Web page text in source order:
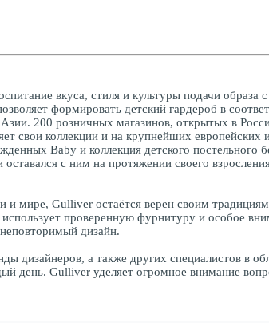
вкуса, стиля и культуры подачи
формировать детский гардероб в
200 розничных магазинов, открытых в
свои коллекции и на крупнейших европейских
Baby и коллекция детского
с ним на протяжении своего
и мире, Gulliver остаётся верен своим
проверенную фурнитуру и особое
дизайн.
дизайнеров, а также других специалистов в
день. Gulliver уделяет огромное внимание